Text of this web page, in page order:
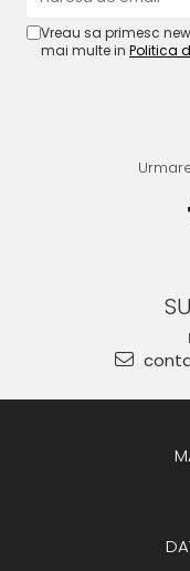
Vreau sa primesc
mai multe in Politica